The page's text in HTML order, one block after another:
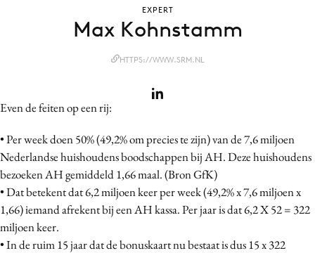
Customer Experience
Data & Insights
Design
Digital transformation
Diversiteit
Effectiviteit
Gedragsverandering
Even de feiten op een rij:
• Per week doen 50% (49,2% om precies te zijn) van de 7,6 miljoen
Nederlandse huishoudens boodschappen bij AH. Deze huishoudens
bezoeken AH gemiddeld 1,66 maal. (Bron GfK)
• Dat betekent dat 6,2 miljoen keer per week (49,2% x 7,6 miljoen x
1,66) iemand afrekent bij een AH kassa. Per jaar is dat 6,2 X 52 = 322
miljoen keer.
• In de ruim 15 jaar dat de bonuskaart nu bestaat is dus 15 x 322
EXPERT
Max Kohnstamm
HTTPS://WWW.SRM.NL